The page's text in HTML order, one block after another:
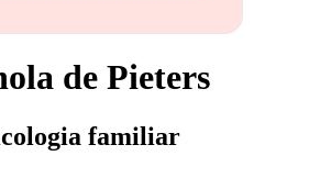
de Pieters
familiar